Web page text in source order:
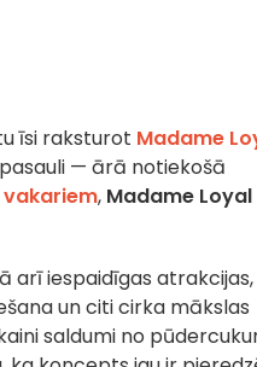
īsi raksturot Madame
pasauli — ārā notiekošā
vakariem, Madame Loyal
arī iespaidīgas atrakcijas,
un citi cirka mākslas
saldumi no